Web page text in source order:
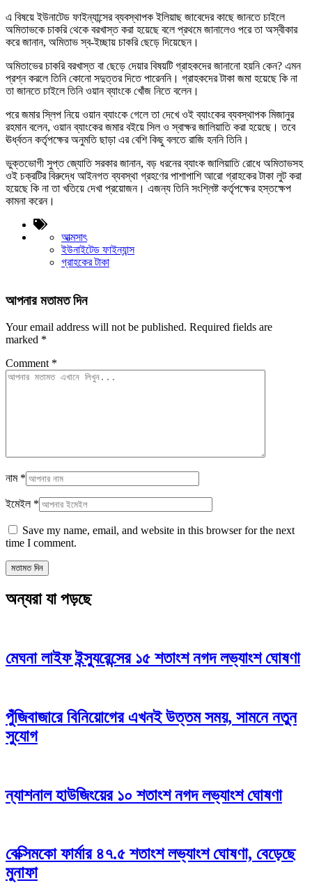
এ বিষয়ে ইউনাটেড ফাইন্যান্সের ব্যবস্থাপক ইলিয়াছ জাবেদের কাছে জানতে চাইলে
অমিতাভকে চাকরি থেকে বরখাস্ত করা হয়েছে বলে প্রথমে জানালেও পরে তা অস্বীকার
করে জানান, অমিতাভ স্ব-ইচ্ছায় চাকরি ছেড়ে দিয়েছেন।
অমিতাভের চাকরি বরখাস্ত বা ছেড়ে দেয়ার বিষয়টি গ্রাহকদের জানানো হয়নি কেন? এমন
প্রশ্ন করলে তিনি কোনো সদুত্তর দিতে পারেননি। গ্রাহকদের টাকা জমা হয়েছে কি না
তা জানতে চাইলে তিনি ওয়ান ব্যাংকে খোঁজ নিতে বলেন।
পরে জমার স্লিপ নিয়ে ওয়ান ব্যাংকে গেলে তা দেখে ওই ব্যাংকের ব্যবস্থাপক মিজানুর
রহমান বলেন, ওয়ান ব্যাংকের জমার বইয়ে সিল ও স্বাক্ষর জালিয়াতি করা হয়েছে। তবে
ঊর্ধ্বতন কর্তৃপক্ষের অনুমতি ছাড়া এর বেশি কিছু বলতে রাজি হননি তিনি।
ভুক্তভোগী সুপ্ত জ্যোতি সরকার জানান, বড় ধরনের ব্যাংক জালিয়াতি রোধে অমিতাভসহ
ওই চক্রটির বিরুদ্ধে আইনগত ব্যবস্থা গ্রহণের পাশাপাশি আরো গ্রাহকের টাকা লুট করা
হয়েছে কি না তা খতিয়ে দেখা প্রয়োজন। এজন্য তিনি সংশ্লিষ্ট কর্তৃপক্ষের হস্তক্ষেপ
কামনা করেন।
আত্মসাৎ
ইউনাইটেড ফাইন্যান্স
গ্রাহকের টাকা
আপনার মতামত দিন
Your email address will not be published. Required fields are
marked *
Comment *
নাম *
ইমেইল *
Save my name, email, and website in this browser for the next
time I comment.
অন্যরা যা পড়ছে
মেঘনা লাইফ ইন্স্যুরেন্সের ১৫ শতাংশ নগদ লভ্যাংশ ঘোষণা
পুঁজিবাজারে বিনিয়োগের এখনই উত্তম সময়, সামনে নতুন
সুযোগ
ন্যাশনাল হাউজিংয়ের ১০ শতাংশ নগদ লভ্যাংশ ঘোষণা
বেক্সিমকো ফার্মার ৪৭.৫ শতাংশ লভ্যাংশ ঘোষণা, বেড়েছে
মুনাফা